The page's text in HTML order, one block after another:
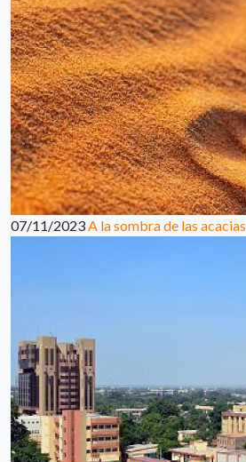
07/11/2023A la sombra de las acacias